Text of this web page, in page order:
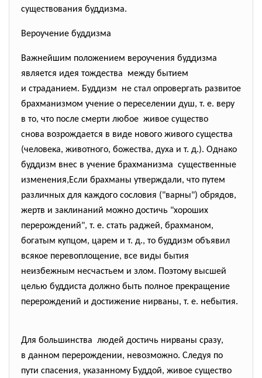
существования буддизма.
Вероучение буддизма
Важнейшим положением вероучения буддизма
является идея тождества между бытием
и страданием. Буддизм не стал опровергать развитое
брахманизмом учение о переселении душ, т. е. веру
в то, что после смерти любое живое существо
снова возрождается в виде нового живого существа
(человека, животного, божества, духа и т. д.). Однако
буддизм внес в учение брахманизма существенные
изменения,Если брахманы утверждали, что путем
различных для каждого сословия ("варны") обрядов,
жертв и заклинаний можно достичь "хороших
перерождений", т. е. стать раджей, брахманом,
богатым купцом, царем и т. д., то буддизм объявил
всякое перевоплощение, все виды бытия
неизбежным несчастьем и злом. Поэтому высшей
целью буддиста должно быть полное прекращение
перерождений и достижение нирваны, т. е. небытия.
Для большинства людей достичь нирваны сразу,
в данном перерождении, невозможно. Следуя по
пути спасения, указанному Буддой, живое существо